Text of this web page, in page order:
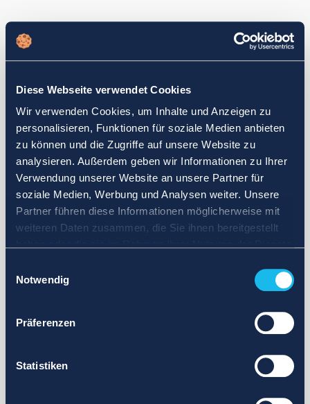
Diese Webseite verwendet Cookies
Wir verwenden Cookies, um Inhalte und Anzeigen zu
personalisieren, Funktionen für soziale Medien anbieten
zu können und die Zugriffe auf unsere Website zu
analysieren. Außerdem geben wir Informationen zu Ihrer
Verwendung unserer Website an unsere Partner für
soziale Medien, Werbung und Analysen weiter. Unsere
Partner führen diese Informationen möglicherweise mit
weiteren Daten zusammen, die Sie ihnen bereitgestellt
Notwendig
Präferenzen
Statistiken